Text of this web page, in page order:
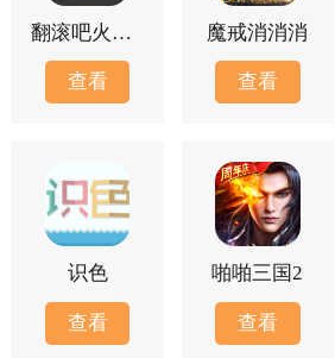
翻滚吧火柴人
查看
魔戒消消消
查看
识色
查看
啪啪三国2
查看